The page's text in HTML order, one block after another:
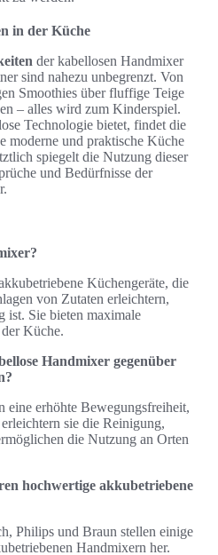
in der Küche
der kabellosen Handmixer
sind nahezu unbegrenzt. Von
Smoothies über fluffige Teige
– alles wird zum Kinderspiel.
Technologie bietet, findet die
moderne und praktische Küche
spiegelt die Nutzung dieser
und Bedürfnisse der
Küchengeräte, die
von Zutaten erleichtern,
ist. Sie bieten maximale
Küche.
Handmixer gegenüber
eine erhöhte Bewegungsfreiheit,
sie die Reinigung,
die Nutzung an Orten
hochwertige akkubetriebene
Philips und Braun stellen einige
Handmixern her.